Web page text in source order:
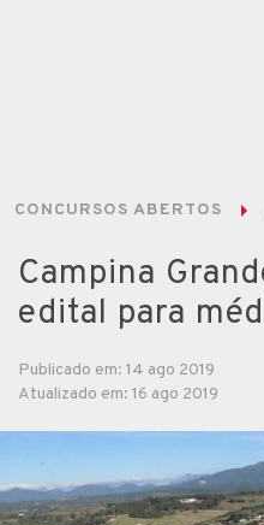
CONCURSOS ABERTOS
Campina
edital para
Publicado em: 14 ago 2019
Atualizado em: 16 ago 2019